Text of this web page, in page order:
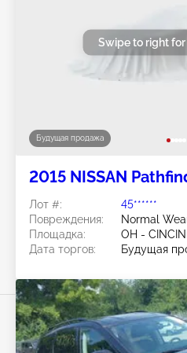
Будущая продажа
Swipe to right
2015 NISSAN
Лот #:
45******
Повреждения:
Normal
Площадка:
OH -
Дата торгов:
Будущая